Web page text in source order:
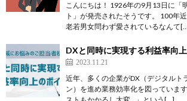
こんにちは！ 1926年の9月13日に「
ト」が発売されたそうです。 100年
老若男女問わず愛されているなんて
DXと同時に実現する利益率向
2023.11.21
近年、多くの企業がDX（デジタルト
ン）を進め業務効率化を図っていま